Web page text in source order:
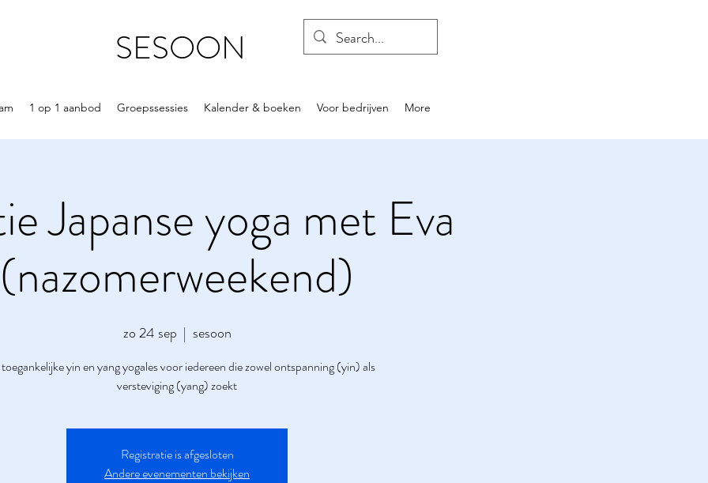
SESOON
1 op 1 aanbod Groepssessies Kalender & boeken Voor bedrijven More
Japanse yoga met Eva
(nazomerweekend)
zo 24 sep
  |
sesoon
yin en yang yogales voor iedereen die zowel ontspanning (yin) als
versteviging (yang) zoekt
Registratie is afgesloten
Andere evenementen bekijken